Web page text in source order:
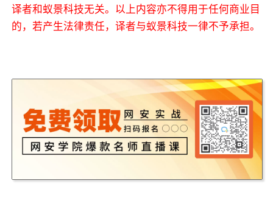
译者和蚁景科技无关。以上内容亦不得用于任何商业目
的，若产生法律责任，译者与蚁景科技一律不予承担。